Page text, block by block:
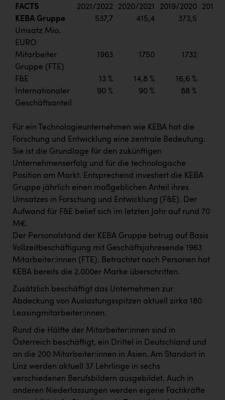
RE/MAX Welcome
Resch&Frisch
RUBBLE MASTER
Ruderclub Wels
SCRI - Salzburg Cancer Research Institute
SCHMACHTL GmbH
Seher + Partner
Smurfit Westrock Nettingsdorf
TCL
TGW Logistics
TRAILOMAT & Cycling Austria
VERITAS
Vier Diamanten
Vorlagenportal
Wir besiegen Krebs
Wirtschaftskammer OÖ
ZGONC
ZULuft - Zukunft Luft Austria
z.l.ö.
Österreichisches Hebammengremium
FACTS 2021/2022 2020/2021 2019/2020
2018/
KEBA Gruppe
Umsatz Mio.
EURO
537,7 415,4 373,5
Mitarbeiter
Gruppe (FTE)
1963 1750 1732
F&E 13 % 14,8 % 16,6 %
Internationaler
Geschäftsanteil
90 % 90 % 88 %
Für ein Technologieunternehmen wie KEBA hat die
Forschung und Entwicklung eine zentrale Bedeutung.
Sie ist die Grundlage für den zukünftigen
Unternehmenserfolg und für die technologische
Position am Markt. Entsprechend investiert die KEBA
Gruppe jährlich einen maßgeblichen Anteil ihres
Umsatzes in Forschung und Entwicklung (F&E). Der
Aufwand für F&E belief sich im letzten Jahr auf rund 70
M€.
Der Personalstand der KEBA Gruppe betrug auf Basis
Vollzeitbeschäftigung mit Geschäftsjahresende 1963
Mitarbeiter:innen (FTE). Betrachtet nach Personen hat
KEBA bereits die 2.000er Marke überschritten.
Zusätzlich beschäftigt das Unternehmen zur
Abdeckung von Auslastungsspitzen aktuell zirka 180
Leasingmitarbeiter:innen.
Rund die Hälfte der Mitarbeiter:innen sind in
Österreich beschäftigt, ein Drittel in Deutschland und
an die 200 Mitarbeiter:innen in Asien. Am Standort in
Linz werden aktuell 37 Lehrlinge in sechs
verschiedenen Berufsbildern ausgebildet. Auch in
anderen Niederlassungen werden eigene Fachkräfte